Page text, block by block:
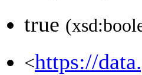
true
<https://